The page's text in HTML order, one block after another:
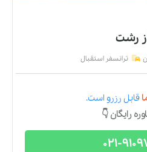
رشت
ترانسفر استقبال
قابل رزرو است.
رایگان 👇
021-